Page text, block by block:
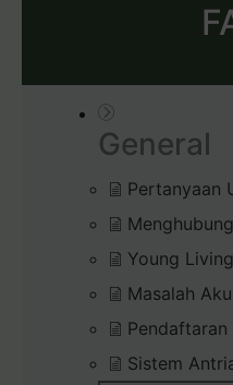
General
Pertanyaan
Young
Masalah
Sistem